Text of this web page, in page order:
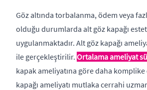
Göz altında torbalanma, ödem veya
olduğu durumlarda alt göz kapağı
uygulanmaktadır. Alt göz kapağı
ile gerçekleştirilir. Ortalama ameliyat
kapak ameliyatına göre daha
kapağı ameliyatı mutlaka cerrahi